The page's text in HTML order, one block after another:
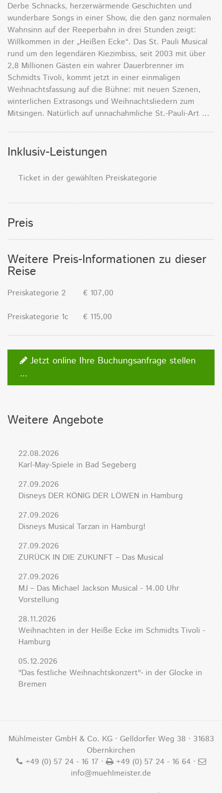
Derbe Schnacks, herzerwärmende Geschichten und
wunderbare Songs in einer Show, die den ganz normalen
Wahnsinn auf der Reeperbahn in drei Stunden zeigt:
Willkommen in der „Heißen Ecke“. Das St. Pauli Musical
rund um den legendären Kiezimbiss, seit 2003 mit über
2,8 Millionen Gästen ein wahrer Dauerbrenner im
Schmidts Tivoli, kommt jetzt in einer einmaligen
Weihnachtsfassung auf die Bühne: mit neuen Szenen,
winterlichen Extrasongs und Weihnachtsliedern zum
Mitsingen. Natürlich auf unnachahmliche St.-Pauli-Art …
Inklusiv-Leistungen
Ticket in der gewählten Preiskategorie
Preis
Weitere Preis-Informationen zu dieser
Reise
Preiskategorie 2 € 107,00
Preiskategorie 1c € 115,00
Jetzt online Ihre Buchungsanfrage stellen
...
Weitere Angebote
22.08.2026
Karl-May-Spiele in Bad Segeberg
27.09.2026
Disneys DER KÖNIG DER LÖWEN in Hamburg
27.09.2026
Disneys Musical Tarzan in Hamburg!
27.09.2026
ZURÜCK IN DIE ZUKUNFT – Das Musical
27.09.2026
MJ – Das Michael Jackson Musical - 14.00 Uhr
Vorstellung
28.11.2026
Weihnachten in der Heiße Ecke im Schmidts Tivoli -
Hamburg
05.12.2026
"Das festliche Weihnachtskonzert"- in der Glocke in
Bremen
Mühlmeister GmbH & Co. KG · Gelldorfer Weg 38 · 31683
Obernkirchen
+49 (0) 57 24 - 16 17 ·
+49 (0) 57 24 - 16 64 ·
info@muehlmeister.de